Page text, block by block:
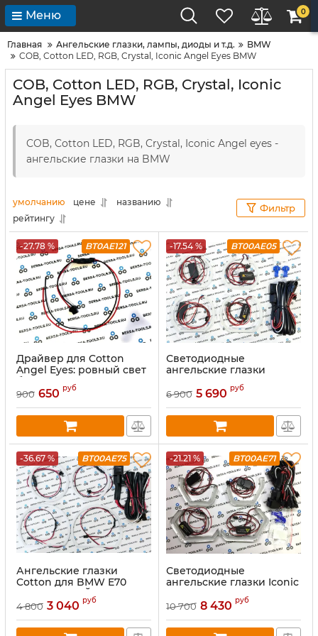
Меню 0
Главная Ангельские глазки, лампы, диоды и т.д.
BMW
COB, Cotton LED, RGB, Crystal, Iconic Angel Eyes BMW
COB, Cotton LED, RGB, Crystal, Iconic
Angel Eyes BMW
COB, Cotton LED, RGB, Crystal, Iconic Angel eyes -
ангельские глазки на BMW
умолчанию цене
названию
рейтингу
Фильтр
-27.78 % BT0AE121
Драйвер для Cotton
Angel Eyes: ровный свет
без мерцания
900 650 руб
-17.54 % BT00AE05
Светодиодные
ангельские глазки
Crystal Angel Eyes BMW
E90 (Цвет: Белый)
6 900 5 690 руб
-36.67 % BT00AE75
Ангельские глазки
Cotton для BMW E70
(ОРАНЖЕВЫЙ)
4 800 3 040 руб
-21.21 % BT00AE71
Светодиодные
ангельские глазки Iconic
BMW M3 M4 E90, E92, F30
(Цвет: Желтый)
10 700 8 430 руб